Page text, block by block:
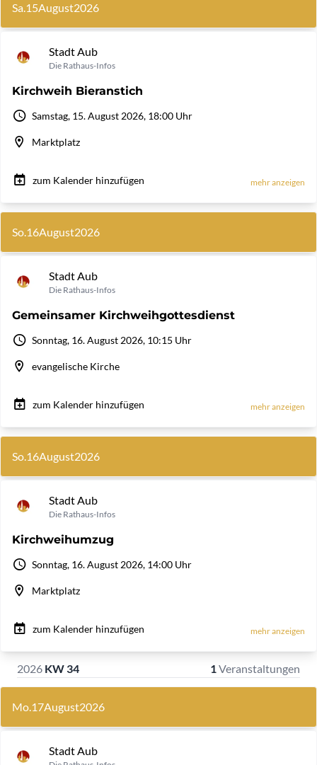
Sa.15August2026
Stadt Aub
Die Rathaus-Infos
Kirchweih Bieranstich
Samstag, 15. August 2026, 18:00 Uhr
Marktplatz
zum Kalender hinzufügen mehr anzeigen
So.16August2026
Stadt Aub
Die Rathaus-Infos
Gemeinsamer Kirchweihgottesdienst
Sonntag, 16. August 2026, 10:15 Uhr
evangelische Kirche
zum Kalender hinzufügen mehr anzeigen
So.16August2026
Stadt Aub
Die Rathaus-Infos
Kirchweihumzug
Sonntag, 16. August 2026, 14:00 Uhr
Marktplatz
zum Kalender hinzufügen mehr anzeigen
2026 KW 34 1Veranstaltungen
Mo.17August2026
Stadt Aub